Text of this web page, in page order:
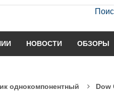
НОВОСТИ ОБЗОРЫ
однокомпонентный Dow